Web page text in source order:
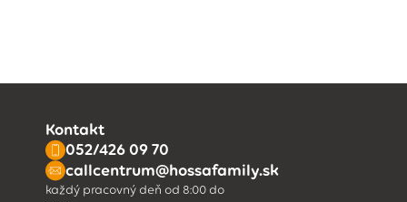
Kontakt
052/426 09 70
callcentrum@hossafamily.sk
každý pracovný deň od 8:00 do